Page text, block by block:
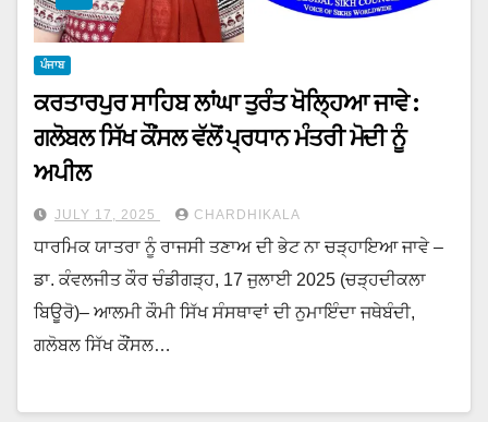
ਪੰਜਾਬ
ਕਰਤਾਰਪੁਰ ਸਾਹਿਬ ਲਾਂਘਾ ਤੁਰੰਤ ਖੋਲ੍ਹਿਆ ਜਾਵੇ :
ਗਲੋਬਲ ਸਿੱਖ ਕੌਂਸਲ ਵੱਲੋਂ ਪ੍ਰਧਾਨ ਮੰਤਰੀ ਮੋਦੀ ਨੂੰ
ਅਪੀਲ
JULY 17, 2025 CHARDHIKALA
ਧਾਰਮਿਕ ਯਾਤਰਾ ਨੂੰ ਰਾਜਸੀ ਤਣਾਅ ਦੀ ਭੇਟ ਨਾ ਚੜ੍ਹਾਇਆ ਜਾਵੇ –
ਡਾ. ਕੰਵਲਜੀਤ ਕੌਰ ਚੰਡੀਗੜ੍ਹ, 17 ਜੁਲਾਈ 2025 (ਚੜ੍ਹਦੀਕਲਾ
ਬਿਊਰੋ)– ਆਲਮੀ ਕੌਮੀ ਸਿੱਖ ਸੰਸਥਾਵਾਂ ਦੀ ਨੁਮਾਇੰਦਾ ਜਥੇਬੰਦੀ,
ਗਲੋਬਲ ਸਿੱਖ ਕੌਂਸਲ…